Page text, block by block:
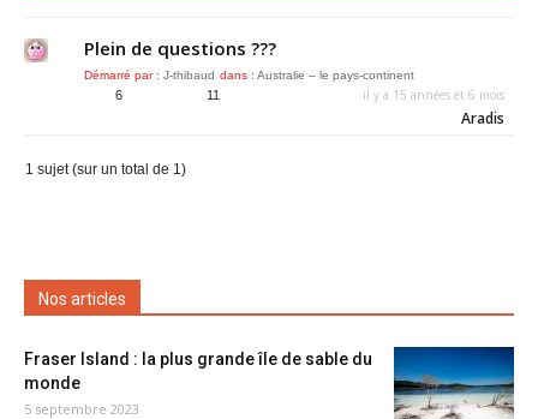
Plein de questions ???
Démarré par : J-thibaud dans : Australie – le pays-continent
6 11 il y a 15 années et 6 mois
Aradis
1 sujet (sur un total de 1)
Nos articles
Fraser Island : la plus grande île de sable du
monde
5 septembre 2023